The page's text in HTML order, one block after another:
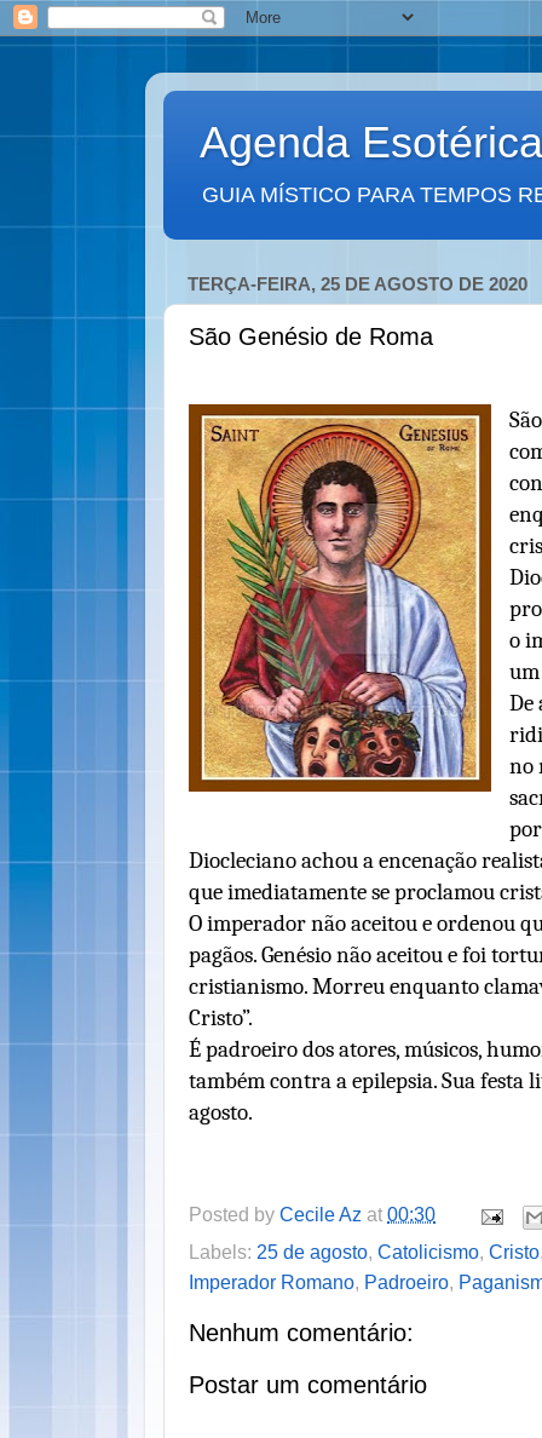
Agenda Esotérica
GUIA MÍSTICO PARA TEMPOS
TERÇA-FEIRA, 25 DE AGOSTO DE 2020
São Genésio de Roma
o
De
no
Diocleciano achou a encenação
que imediatamente se proclamou
O imperador não aceitou e ordenou
pagãos. Genésio não aceitou e foi
cristianismo. Morreu enquanto
Cristo”.
É padroeiro dos atores, músicos,
também contra a epilepsia. Sua festa
agosto.
Posted by Cecile Az at 00:30
Labels: 25 de agosto, Catolicismo, Cristo
Imperador Romano, Padroeiro,
Nenhum comentário:
Postar um comentário